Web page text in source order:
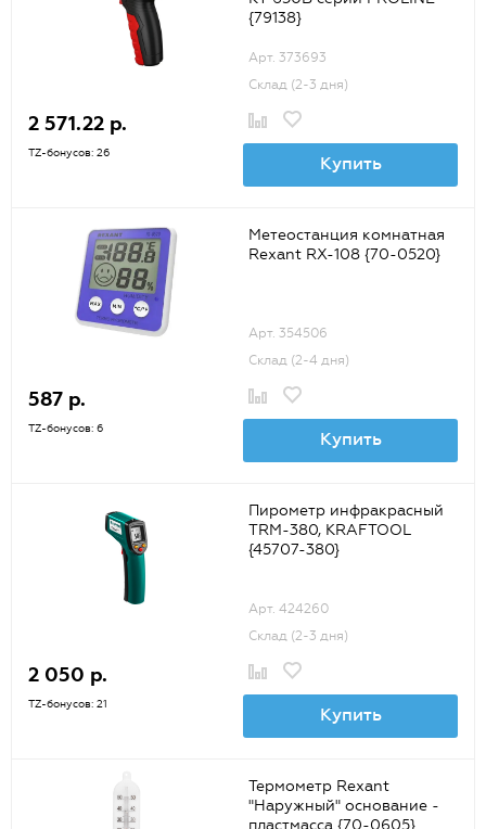
{79138}
Арт. 373693
Склад (2-3 дня)
2 571.22 р.
TZ-бонусов: 26 Купить
Метеостанция комнатная
Rexant RX-108 {70-0520}
Арт. 354506
Склад (2-4 дня)
587 р.
TZ-бонусов: 6 Купить
Пирометр инфракрасный
TRM-380, KRAFTOOL
{45707-380}
Арт. 424260
Склад (2-3 дня)
2 050 р.
TZ-бонусов: 21 Купить
Термометр Rexant
"Наружный" основание -